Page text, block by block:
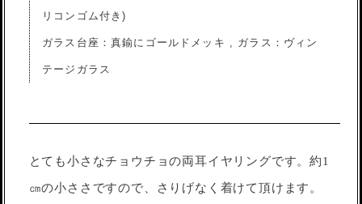
リコンゴム付き)
ガラス台座：真鍮にゴールドメッキ , ガラス：ヴィン
テージガラス
とても小さなチョウチョの両耳イヤリングです。約1
㎝の小ささですので、さりげなく着けて頂けます。